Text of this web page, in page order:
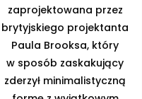
zaprojektowana przez
brytyjskiego projektanta
Paula Brooksa, który
w sposób zaskakujący
zderzył minimalistyczną